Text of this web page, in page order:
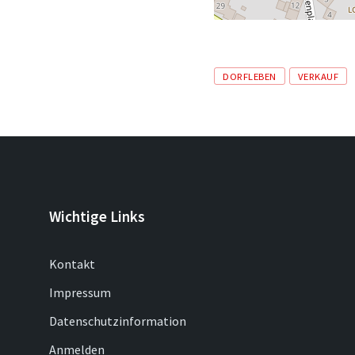
Tags
DORFLEBEN VERKAUF
Wichtige Links
Kontakt
Impressum
Datenschutzinformation
Anmelden